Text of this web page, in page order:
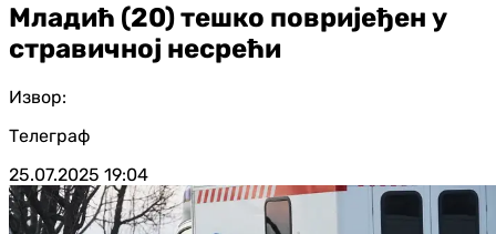
Младић (20) тешко повријеђен у
стравичној несрећи
Извор:
Телеграф
25.07.2025 19:04